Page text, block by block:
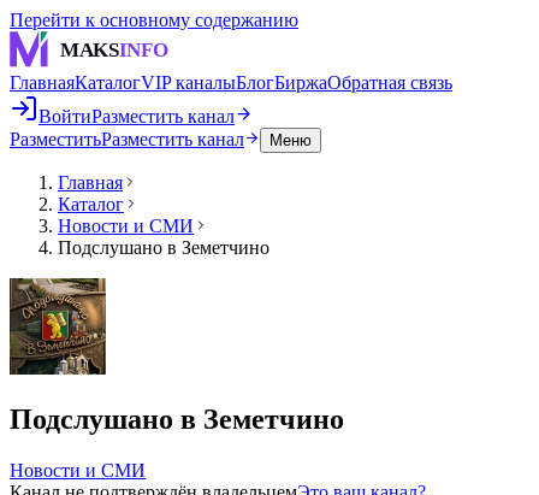
Перейти к основному содержанию
MAKSINFO
ГлавнаяКаталогVIP каналыБлогБиржаОбратная связь
ВойтиРазместить канал
РазместитьРазместить канал Меню
Главная
Каталог
Новости и СМИ
Подслушано в Земетчино
Подслушано в Земетчино
Новости и СМИ